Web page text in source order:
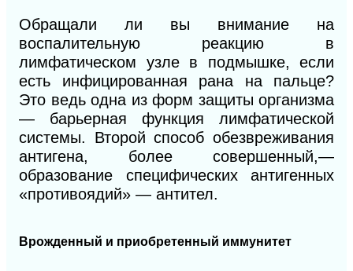
Обращали ли вы внимание на
воспалительную реакцию в
лимфатическом узле в подмышке, если
есть инфицированная рана на пальце?
Это ведь одна из форм защиты организма
— барьерная функция лимфатической
системы. Второй способ обезвреживания
антигена, более совершенный,—
образование специфических антигенных
«противоядий» — антител.
Врожденный и приобретенный иммунитет